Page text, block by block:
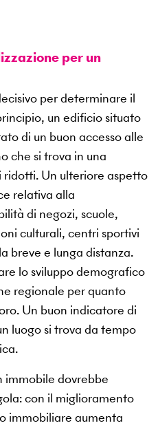
per un
per determinare il
un edificio situato
di un buon accesso alle
che si trova in una
Un ulteriore aspetto
relativa alla
di negozi, scuole,
culturali, centri sportivi
breve e lunga distanza.
lo sviluppo demografico
regionale per quanto
Un buon indicatore di
luogo si trova da tempo
immobile dovrebbe
con il miglioramento
immobiliare aumenta